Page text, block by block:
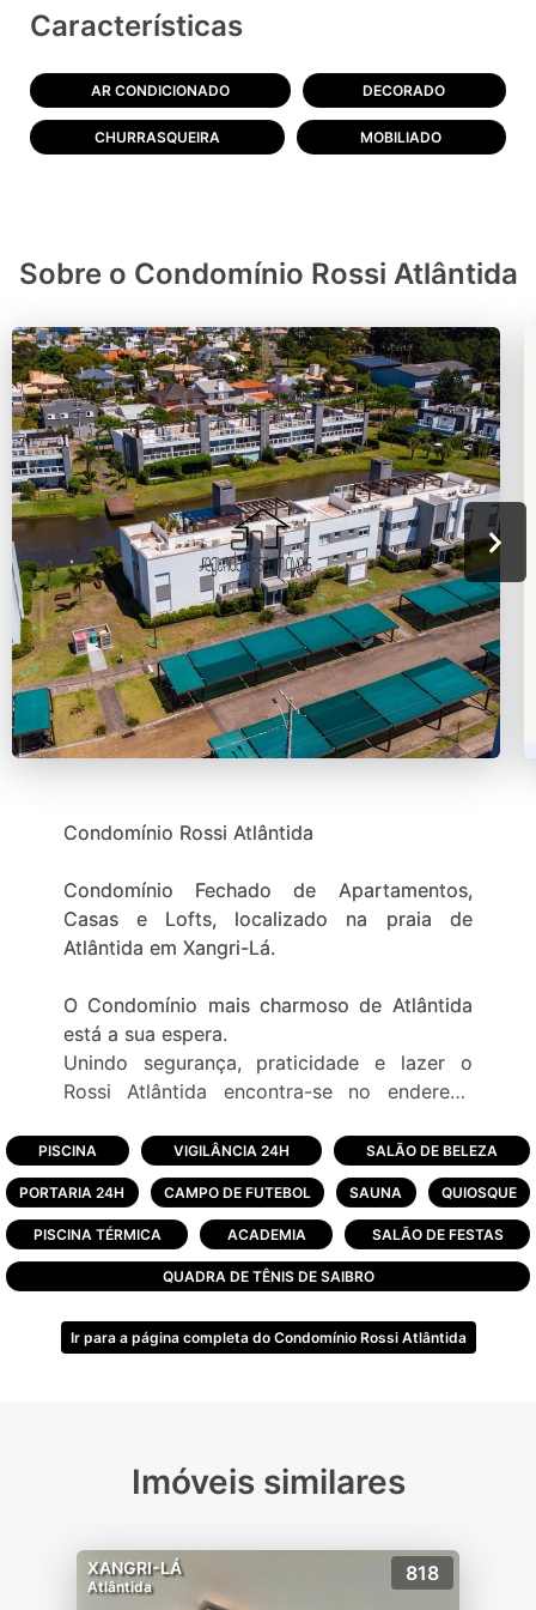
Características
AR CONDICIONADO DECORADO
CHURRASQUEIRA MOBILIADO
Sobre o Condomínio Rossi Atlântida
Condomínio Rossi Atlântida
Condomínio Fechado de Apartamentos,
Casas e Lofts, localizado na praia de
Atlântida em Xangri-Lá.
O Condomínio mais charmoso de Atlântida
está a sua espera.
Unindo segurança, praticidade e lazer o
Rossi Atlântida encontra-se no endereço
O Rossi Atlântida é um condomínio de
unidades de 01 a 04 dormitórios e sobrados
de 04 suítes prontos para acolher a sua
família.
Um condomínio incomparável com 95% das
unidades beira lago.
Um condomínio com infraestrutura de resort
para você aproveitar junto com sua família.
-Restaurante;
-Paradouro a beira mar;
-Playground;
-Sauna;
PISCINA VIGILÂNCIA 24H SALÃO DE BELEZA
PORTARIA 24H CAMPO DE FUTEBOL SAUNA QUIOSQUE
PISCINA TÉRMICA ACADEMIA SALÃO DE FESTAS
QUADRA DE TÊNIS DE SAIBRO
Ir para a página completa do Condomínio Rossi Atlântida
Imóveis similares
XANGRI-LÁ
Atlântida
818